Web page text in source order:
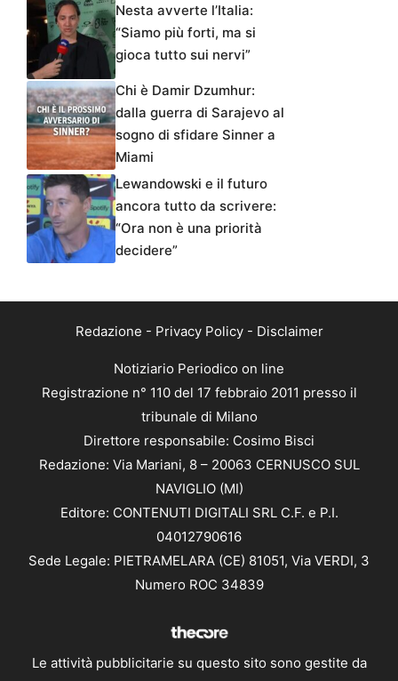
Nesta avverte l’Italia:
“Siamo più forti, ma si
gioca tutto sui nervi”
Chi è Damir Dzumhur:
dalla guerra di Sarajevo al
sogno di sfidare Sinner a
Miami
Lewandowski e il futuro
ancora tutto da scrivere:
“Ora non è una priorità
decidere”
Redazione - Privacy Policy- Disclaimer
Notiziario Periodico on line
Registrazione n° 110 del 17 febbraio 2011 presso il
tribunale di Milano
Direttore responsabile: Cosimo Bisci
Redazione: Via Mariani, 8 – 20063 CERNUSCO SUL
NAVIGLIO (MI)
Editore: CONTENUTI DIGITALI SRL C.F. e P.I.
04012790616
Sede Legale: PIETRAMELARA (CE) 81051, Via VERDI, 3
Numero ROC 34839
Le attività pubblicitarie su questo sito sono gestite da